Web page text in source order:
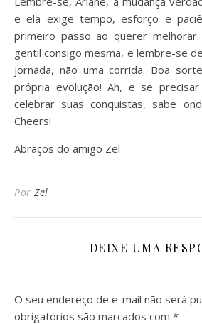
e ela exige tempo, esforço e
primeiro passo ao querer
gentil consigo mesma, e lembre-se
jornada, não uma corrida. Boa
própria evolução! Ah, e se
celebrar suas conquistas, sabe
Cheers!
Abraços do amigo Zel
Por Zel
DEIXE UMA
O seu endereço de e-mail não será
obrigatórios são marcados com *